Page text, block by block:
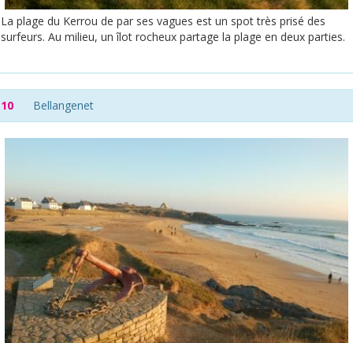
La plage du Kerrou de par ses vagues est un spot très prisé des
surfeurs. Au milieu, un îlot rocheux partage la plage en deux parties.
10 Bellangenet